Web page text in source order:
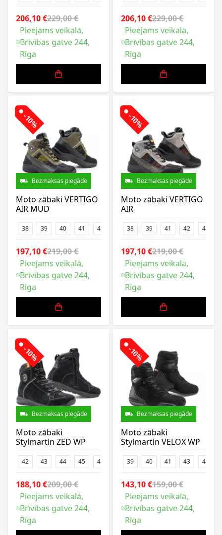
206,10 €229,00 €
Pieejams veikalā,
Brīvības gatve 244,
Rīga
206,10 €229,00 €
Pieejams veikalā,
Brīvības gatve 244,
Rīga
-10%
Bezmaksas piegāde
Moto zābaki VERTIGO
AIR MUD
38 39 40 41 42
197,10 €219,00 €
Pieejams veikalā,
Brīvības gatve 244,
Rīga
-10%
Bezmaksas piegāde
Moto zābaki VERTIGO
AIR
38 39 41 42 44
197,10 €219,00 €
Pieejams veikalā,
Brīvības gatve 244,
Rīga
-10%
Bezmaksas piegāde
Moto zābaki
Stylmartin ZED WP
42 43 44 45 46
188,10 €209,00 €
Pieejams veikalā,
Brīvības gatve 244,
Rīga
-10%
Bezmaksas piegāde
Moto zābaki
Stylmartin VELOX WP
39 40 41 43 44
143,10 €159,00 €
Pieejams veikalā,
Brīvības gatve 244,
Rīga